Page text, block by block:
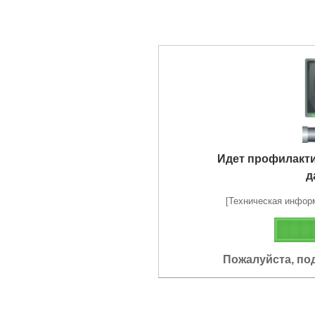
Идет
[Техническая
Пожалуйста,